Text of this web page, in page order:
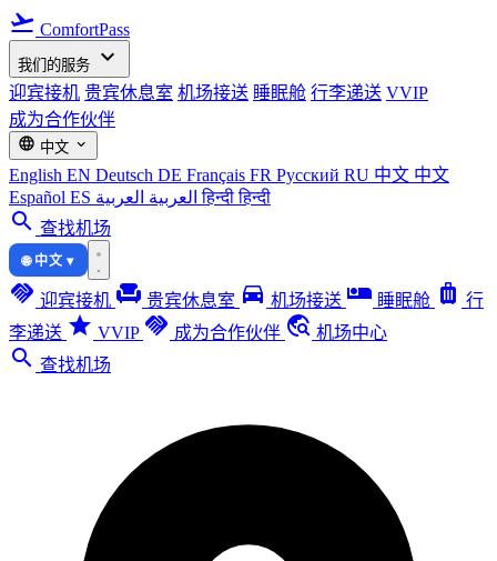
flight_takeoff ComfortPass
我们的服务 expand_more
迎宾接机 贵宾休息室 机场接送 睡眠舱 行李递送 VVIP
成为合作伙伴
language 中文 expand_more
English EN Deutsch DE Français FR Русский RU 中文 中文
Español ES العربية العربية हिन्दीहिन्दी
search 查找机场
🌐 中文 ▾
handshake 迎宾接机 chair 贵宾休息室 directions_car 机场接送 airline_seat_individual_suite 睡眠舱 luggage 行
李递送 star VVIP handshake 成为合作伙伴 travel_explore 机场中心
search 查找机场